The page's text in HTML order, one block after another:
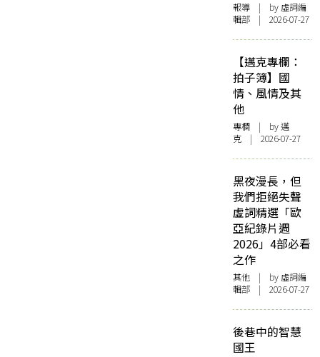
報導 | by 虛詞編
輯部 | 2026-07-27
【邁克專欄：
拍子簿】國
情、風情及其
他
專欄 | by邁
克 | 2026-07-27
黑夜漫長，但
我們拒絕失聲
虛詞精選「歐
亞紀錄片週
2026」4部必看
之作
其他 | by 虛詞編
輯部 | 2026-07-27
後巷中的智慧
國王